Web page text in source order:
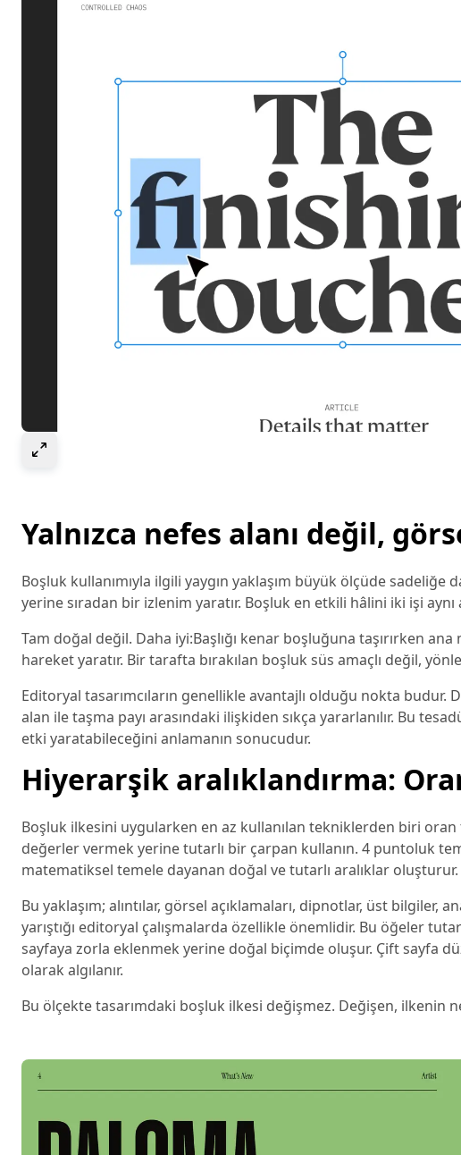
Yalnızca nefes alanı değil,
Boşluk kullanımıyla ilgili yaygın yaklaşım büyük ölçüde
yerine sıradan bir izlenim yaratır. Boşluk en etkili hâlini iki işi
Tam doğal değil. Daha iyi:Başlığı kenar boşluğuna taşırırken
hareket yaratır. Bir tarafta bırakılan boşluk süs amaçlı değil,
Editoryal tasarımcıların genellikle avantajlı olduğu nokta
alan ile taşma payı arasındaki ilişkiden sıkça yararlanılır. Bu
etki yaratabileceğini anlamanın sonucudur.
Hiyerarşik aralıklandırma:
Boşluk ilkesini uygularken en az kullanılan tekniklerden biri
değerler vermek yerine tutarlı bir çarpan kullanın. 4 puntoluk
matematiksel temele dayanan doğal ve tutarlı aralıklar oluşturur.
Bu yaklaşım; alıntılar, görsel açıklamaları, dipnotlar, üst bilgiler,
yarıştığı editoryal çalışmalarda özellikle önemlidir. Bu öğeler
sayfaya zorla eklenmek yerine doğal biçimde oluşur. Çift sayfa
olarak algılanır.
Bu ölçekte tasarımdaki boşluk ilkesi değişmez. Değişen, ilkenin